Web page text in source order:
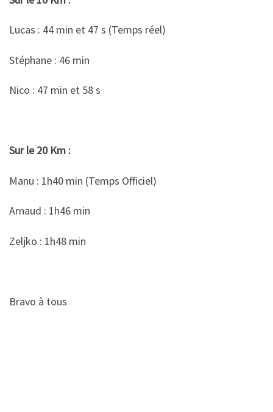
Lucas : 44 min et 47 s (Temps réel)
Stéphane : 46 min
Nico : 47 min et 58 s
Sur le 20 Km :
Manu : 1h40 min (Temps Officiel)
Arnaud : 1h46 min
Zeljko : 1h48 min
Bravo à tous